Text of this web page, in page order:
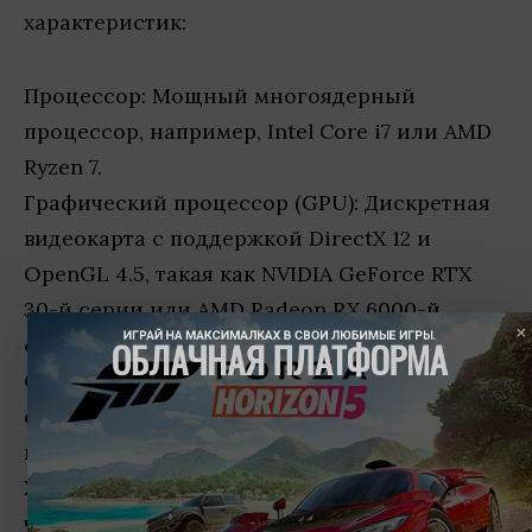
характеристик:
Процессор: Мощный многоядерный
процессор, например, Intel Core i7 или AMD
Ryzen 7.
Графический процессор (GPU): Дискретная
видеокарта с поддержкой DirectX 12 и
OpenGL 4.5, такая как NVIDIA GeForce RTX
30-й серии или AMD Radeon RX 6000-й
серии.
Оперативная память (RAM): Рекомендуется
от 16 ГБ и выше для плавного выполнения
игры и мультитаскинга.
Хранилище: SSD с быстрой скоростью
чтения и записи для ускоренной загрузки
ИГРАЙ НА МАКСИМАЛКАХ В СВОИ ЛЮБИМЫЕ ИГРЫ.
ОБЛАЧНАЯ ПЛАТФОРМА